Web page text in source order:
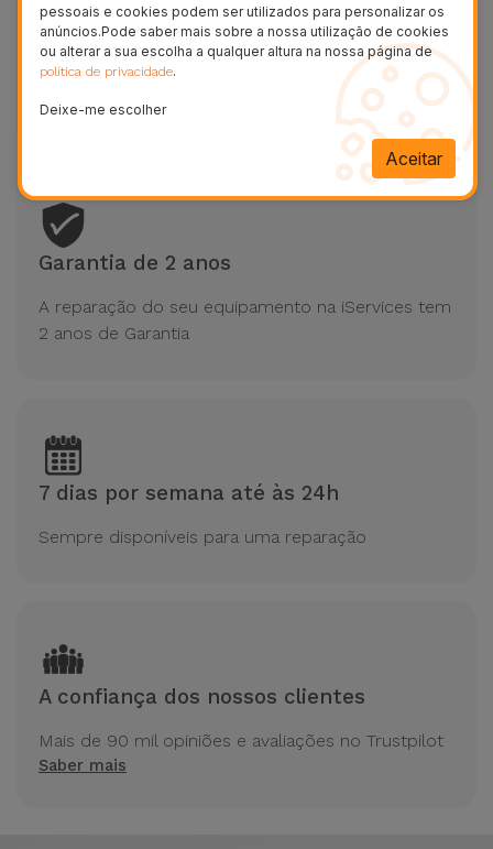
Reparações em 20/30 minutos Honor
Reparação na hora
Garantia de 2 anos
A reparação do seu equipamento na iServices tem
2 anos de Garantia
7 dias por semana até às 24h
Sempre disponíveis para uma reparação
A confiança dos nossos clientes
Mais de 90 mil opiniões e avaliações no Trustpilot
Saber mais
pessoais e cookies podem ser utilizados para personalizar os
anúncios.Pode saber mais sobre a nossa utilização de cookies
ou alterar a sua escolha a qualquer altura na nossa página de
política de privacidade.
Deixe-me escolher
Aceitar